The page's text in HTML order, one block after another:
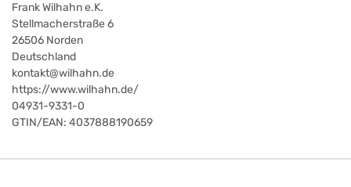
Frank Wilhahn e.K.
Stellmacherstraße 6
26506 Norden
Deutschland
kontakt@wilhahn.de
https://www.wilhahn.de/
04931-9331-0
GTIN/EAN: 4037888190659